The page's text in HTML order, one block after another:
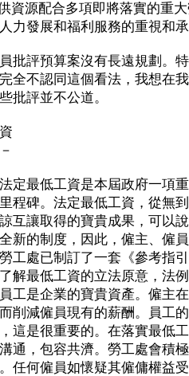
資源配合多項即將落實的重
力發展和福利服務的重視和
評預算案沒有長遠規劃。特
全不認同這個看法，我想在
批評並不公道。
最低工資是本屆政府一項重
程碑。法定最低工資，從無
互讓取得的寶貴成果，可以
新的制度，因此，僱主、僱
工處已制訂了一套《參考指
解最低工資的立法原意，法
工是企業的寶貴資產。僱主
削減僱員現有的薪酬。員工
這是很重要的。在落實最低
通，包容共濟。勞工處會積
任何僱員如懷疑其僱傭權益